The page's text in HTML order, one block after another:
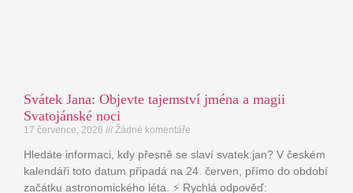
Svátek Jana: Objevte tajemství jména a magii
Svatojánské noci
17 července, 2026 Žádné komentáře
Hledáte informaci, kdy přesně se slaví svatek.jan? V českém
kalendáři toto datum připadá na 24. červen, přímo do období
začátku astronomického léta. ⚡ Rychlá odpověď: